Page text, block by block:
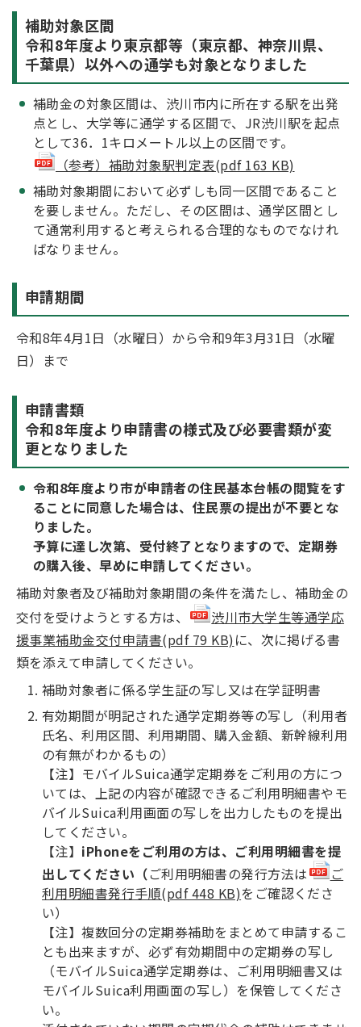
補助対象区間
令和8年度より東京都等（東京都、神奈川県、
千葉県）以外への通学も対象となりました
補助金の対象区間は、渋川市内に所在する駅を出発
点とし、大学等に通学する区間で、JR渋川駅を起点
として36．1キロメートル以上の区間です。
（参考）補助対象駅判定表(pdf 163 KB)
補助対象期間において必ずしも同一区間であること
を要しません。ただし、その区間は、通学区間とし
て通常利用すると考えられる合理的なものでなけれ
ばなりません。
申請期間
令和8年4月1日（水曜日）から令和9年3月31日（水曜
日）まで
申請書類
令和8年度より申請書の様式及び必要書類が変
更となりました
令和8年度より市が申請者の住民基本台帳の閲覧をす
ることに同意した場合は、住民票の提出が不要とな
りました。
予算に達し次第、受付終了となりますので、定期券
の購入後、早めに申請してください。
補助対象者及び補助対象期間の条件を満たし、補助金の
交付を受けようとする方は、
渋川市大学生等通学応
援事業補助金交付申請書(pdf 79 KB)に、次に掲げる書
類を添えて申請してください。
補助対象者に係る学生証の写し又は在学証明書
有効期間が明記された通学定期券等の写し（利用者
氏名、利用区間、利用期間、購入金額、新幹線利用
の有無がわかるもの）
【注】モバイルSuica通学定期券をご利用の方につ
いては、上記の内容が確認できるご利用明細書やモ
バイルSuica利用画面の写しを出力したものを提出
してください。
【注】 iPhoneをご利用の方は、ご利用明細書を提
出してください（ご利用明細書の発行方法は
ご
利用明細書発行手順(pdf 448 KB)をご確認くださ
い）
【注】複数回分の定期券補助をまとめて申請するこ
とも出来ますが、必ず有効期間中の定期券の写し
（モバイルSuica通学定期券は、ご利用明細書又は
モバイルSuica利用画面の写し）を保管してくださ
い。